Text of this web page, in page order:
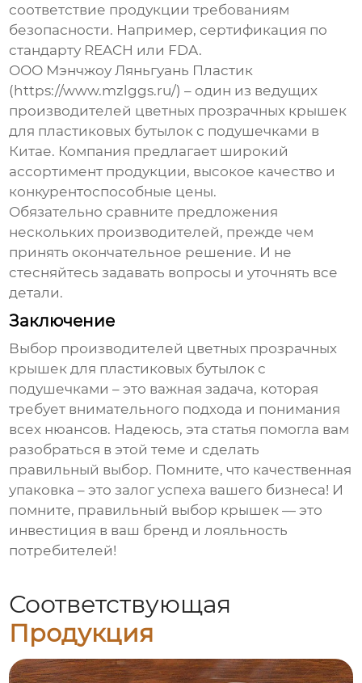
соответствие продукции требованиям
безопасности. Например, сертификация по
стандарту REACH или FDA.
ООО Мэнчжоу Ляньгуань Пластик
(https://www.mzlggs.ru/) – один из ведущих
производителей цветных прозрачных крышек
для пластиковых бутылок с подушечками в
Китае. Компания предлагает широкий
ассортимент продукции, высокое качество и
конкурентоспособные цены.
Обязательно сравните предложения
нескольких производителей, прежде чем
принять окончательное решение. И не
стесняйтесь задавать вопросы и уточнять все
детали.
Заключение
Выбор производителей цветных прозрачных
крышек для пластиковых бутылок с
подушечками – это важная задача, которая
требует внимательного подхода и понимания
всех нюансов. Надеюсь, эта статья помогла вам
разобраться в этой теме и сделать
правильный выбор. Помните, что качественная
упаковка – это залог успеха вашего бизнеса! И
помните, правильный выбор крышек — это
инвестиция в ваш бренд и лояльность
потребителей!
Соответствующая
Продукция